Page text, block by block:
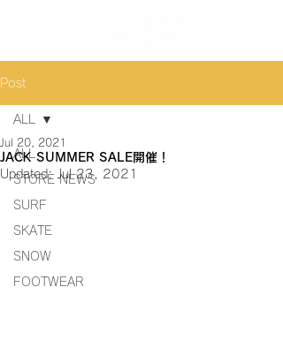
Post
ALL
STORE NEWS
SURF
SKATE
SNOW
FOOTWEAR
ALL
JACK SUMMER SALE開催！
Jul 20, 2021
Updated: Jul 23, 2021